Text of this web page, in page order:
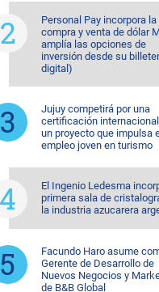
Personal Pay incorpora la
compra y venta de dólar
amplía las opciones de
inversión desde su
digital)
Jujuy competirá por una
certificación
un proyecto que impulsa
empleo joven en turismo
El Ingenio Ledesma
primera sala de
la industria azucarera
Facundo Haro asume
Gerente de Desarrollo de
Nuevos Negocios y
de B&B Global